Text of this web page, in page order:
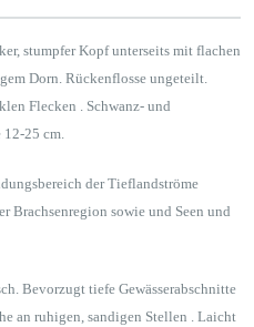
stumpfer Kopf unterseits mit flachen
Dorn. Rückenflosse ungeteilt.
Flecken . Schwanz- und
12-25 cm.
der Tieflandströme
Brachsenregion sowie und Seen und
Bevorzugt tiefe Gewässerabschnitte
an ruhigen, sandigen Stellen . Laicht